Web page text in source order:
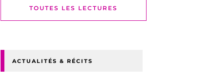
TOUTES LES LECTURES
ACTUALITÉS & RÉCITS